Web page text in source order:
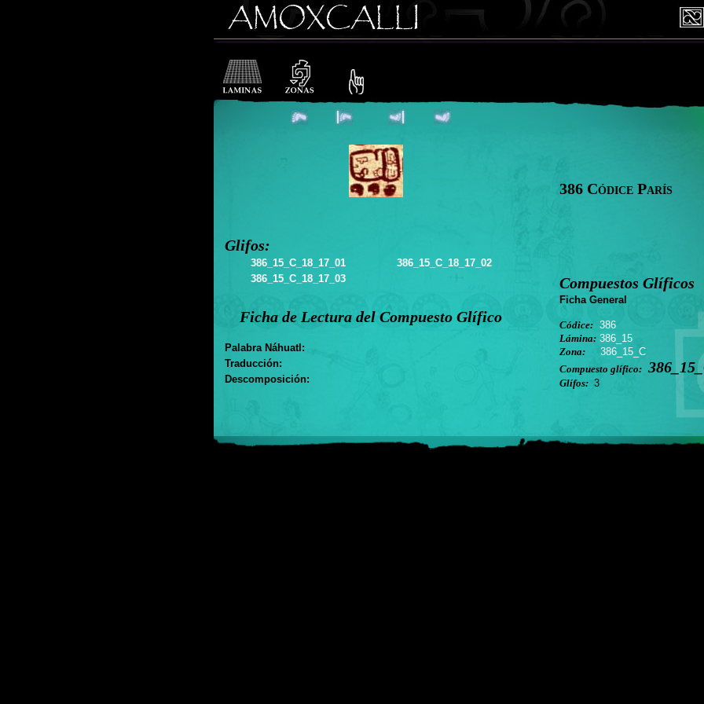
Glifos:
386_15_C_18_17_01
386_15_C_18_17_02
386_15_C_18_17_03
Ficha de Lectura del Compuesto Glífico
Palabra Náhuatl:
Traducción:
Descomposición:
386 Códice París
Compuestos Glíficos
Ficha General
Códice: 386
Lámina: 386_15
Zona:
386_15_C
Compuesto glífico:
Glífos: 3